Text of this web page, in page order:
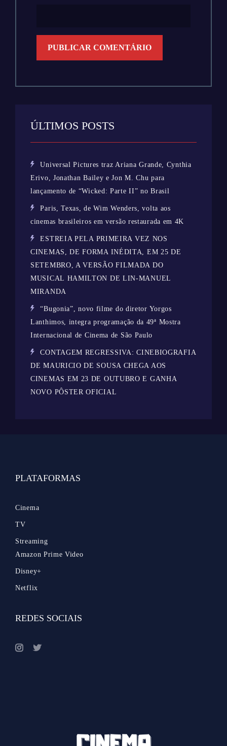
ÚLTIMOS POSTS
Universal Pictures traz Ariana Grande, Cynthia
Erivo, Jonathan Bailey e Jon M. Chu para
lançamento de “Wicked: Parte II” no Brasil
Paris, Texas, de Wim Wenders, volta aos
cinemas brasileiros em versão restaurada em 4K
ESTREIA PELA PRIMEIRA VEZ NOS
CINEMAS, DE FORMA INÉDITA, EM 25 DE
SETEMBRO, A VERSÃO FILMADA DO
MUSICAL HAMILTON DE LIN-MANUEL
MIRANDA
“Bugonia”, novo filme do diretor Yorgos
Lanthimos, integra programação da 49ª Mostra
Internacional de Cinema de São Paulo
CONTAGEM REGRESSIVA: CINEBIOGRAFIA
DE MAURICIO DE SOUSA CHEGA AOS
CINEMAS EM 23 DE OUTUBRO E GANHA
NOVO PÔSTER OFICIAL
PLATAFORMAS
Cinema
TV
Streaming
Amazon Prime Video
Disney+
Netflix
REDES SOCIAIS